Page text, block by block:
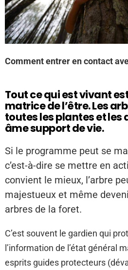
Comment entrer en contact
Tout ce qui est vivant
matrice de l’être. Les
toutes les plantes et les
âme support de vie.
Si le programme peut se
c’est-à-dire se mettre en
convient le mieux, l’arbre
majestueux et même
arbres de la foret.
C’est souvent le gardien qui
l’information de l’état général
esprits guides protecteurs